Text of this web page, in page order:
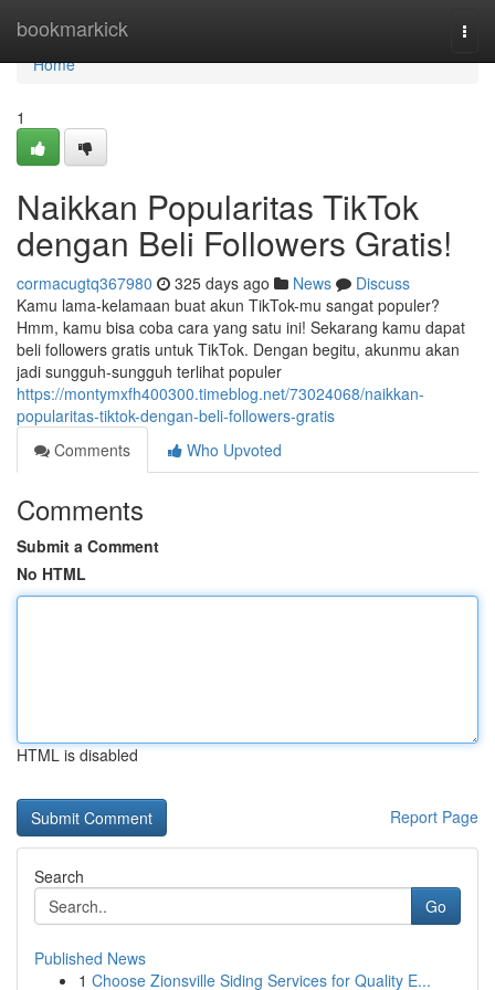
bookmarkick
Home
Home
1
Naikkan Popularitas TikTok
dengan Beli Followers Gratis!
cormacugtq367980 325 days ago News
Discuss
Kamu lama-kelamaan buat akun TikTok-mu sangat populer?
Hmm, kamu bisa coba cara yang satu ini! Sekarang kamu dapat
beli followers gratis untuk TikTok. Dengan begitu, akunmu akan
jadi sungguh-sungguh terlihat populer
https://montymxfh400300.timeblog.net/73024068/naikkan-
popularitas-tiktok-dengan-beli-followers-gratis
Comments
Who Upvoted
Comments
Submit a Comment
No HTML
HTML is disabled
Report Page
Search
Go
Published News
1 Choose Zionsville Siding Services for Quality E...